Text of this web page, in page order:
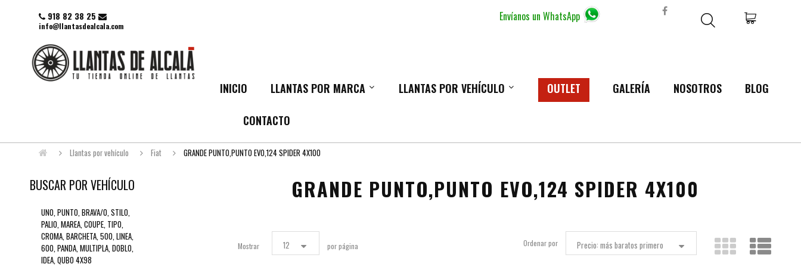
Envíanos un WhatsApp
918 82 38 25
info@llantasdealcala.com
INICIO LLANTAS POR MARCA LLANTAS POR VEHÍCULO OUTLET GALERÍA NOSOTROS BLOG
CONTACTO
Llantas por vehículo Fiat GRANDE PUNTO,PUNTO EVO,124 SPIDER 4X100
GRANDE PUNTO,PUNTO EVO,124 SPIDER 4X100
Ordenar por Precio: más baratos primero
Mostrar 12 por página
BUSCAR POR VEHÍCULO
UNO, PUNTO, BRAVA/0, STILO,
PALIO, MAREA, COUPE, TIPO,
CROMA, BARCHETA, 500, LINEA,
600, PANDA, MULTIPLA, DOBLO,
IDEA, QUBO 4X98